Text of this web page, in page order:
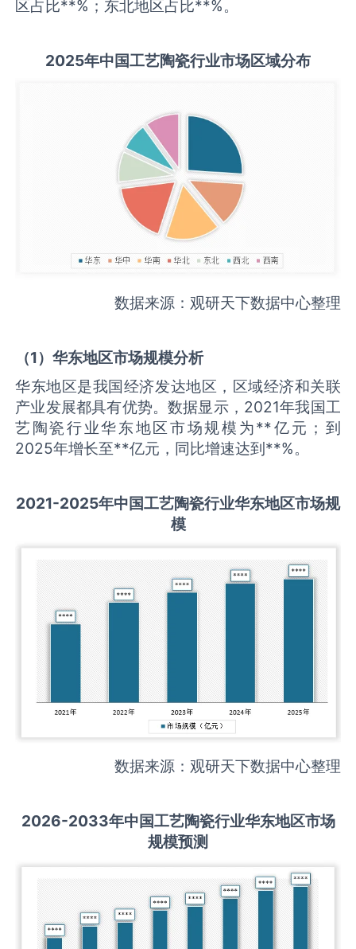
区占比**%；东北地区占比**%。
2025年中国工艺陶瓷行业市场区域分布
数据来源：观研天下数据中心整理
（1）华东地区市场规模分析
华东地区是我国经济发达地区，区域经济和关联
产业发展都具有优势。数据显示，2021年我国工
艺陶瓷行业华东地区市场规模为**亿元；到
2025年增长至**亿元，同比增速达到**%。
2021-2025年中国工艺陶瓷行业华东地区市场规
模
数据来源：观研天下数据中心整理
2026-2033年中国工艺陶瓷行业华东地区市场
规模预测